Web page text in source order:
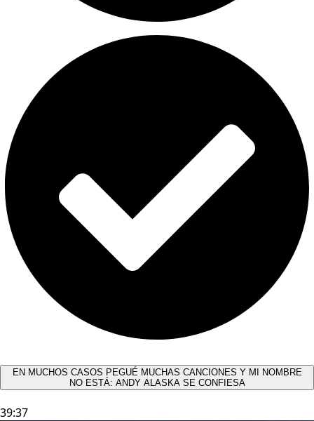
EN MUCHOS CASOS PEGUÉ MUCHAS CANCIONES Y MI NOMBRE
NO ESTÁ: ANDY ALASKA SE CONFIESA​
39:37